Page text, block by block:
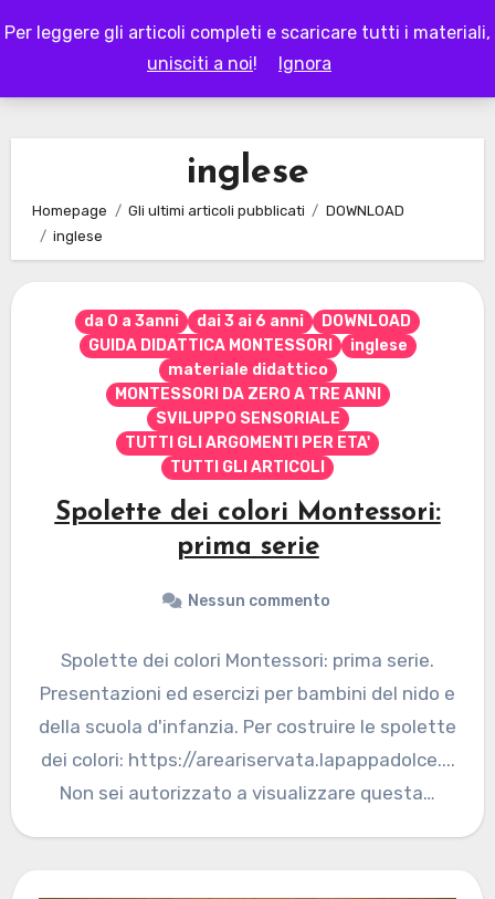
Per leggere gli articoli completi e scaricare tutti i materiali,
unisciti a noi! Ignora
to
LAPAPPADOLCE
inglese
Homepage Gli ultimi articoli pubblicati
DOWNLOAD
inglese
da 0 a 3anni dai 3 ai 6 anni
DOWNLOAD
GUIDA DIDATTICA MONTESSORI
inglese
materiale didattico
MONTESSORI DA ZERO A TRE ANNI
SVILUPPO SENSORIALE
TUTTI GLI ARGOMENTI PER ETA'
TUTTI GLI ARTICOLI
Spolette dei colori Montessori:
prima serie
Nessun commento
Spolette dei colori Montessori: prima serie.
Presentazioni ed esercizi per bambini del nido e
della scuola d'infanzia. Per costruire le spolette
dei colori: https://areariservata.lapappadolce....
Non sei autorizzato a visualizzare questa…